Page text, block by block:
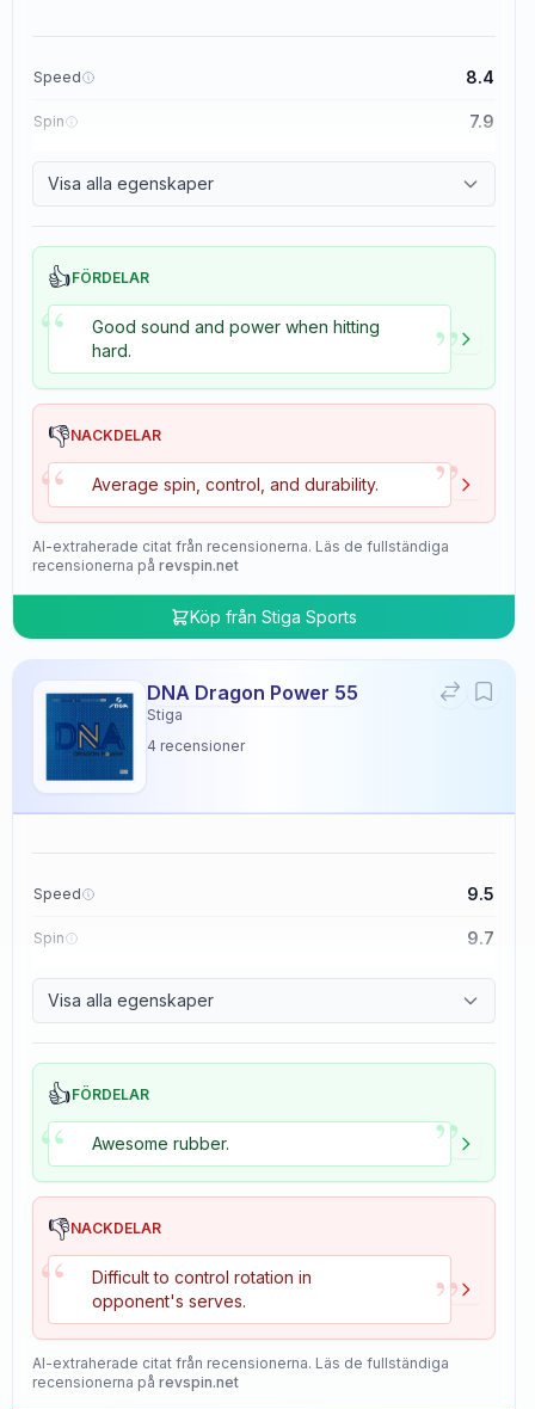
Speed 8.4
Spin 7.9
Visa alla egenskaper
👍FÖRDELAR
“
Good sound and power when hitting
hard.
”
👎NACKDELAR
“ Average spin, control, and durability. ”
AI-extraherade citat från recensionerna. Läs de fullständiga
recensionerna på revspin.net
Köp från Stiga Sports
DNA Dragon Power 55
Stiga
4 recensioner
Speed 9.5
Spin 9.7
Visa alla egenskaper
👍FÖRDELAR
“ Awesome rubber. ”
👎NACKDELAR
“
Difficult to control rotation in
opponent's serves.
”
AI-extraherade citat från recensionerna. Läs de fullständiga
recensionerna på revspin.net